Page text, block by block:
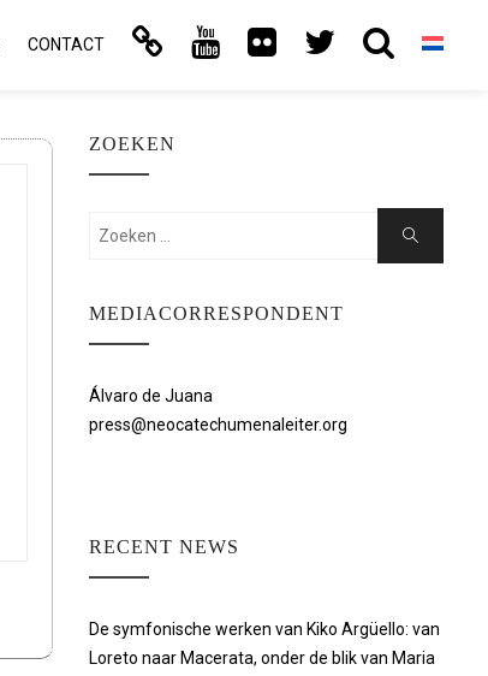
CONTACT
ZOEKEN
Zoeken:
Zoeken
MEDIACORRESPONDENT
Álvaro de Juana
press@neocatechumenaleiter.org
RECENT NEWS
De symfonische werken van Kiko Argüello: van
Loreto naar Macerata, onder de blik van Maria